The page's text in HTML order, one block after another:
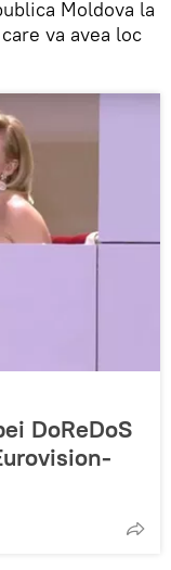
Moldova la
va avea loc
DoReDoS